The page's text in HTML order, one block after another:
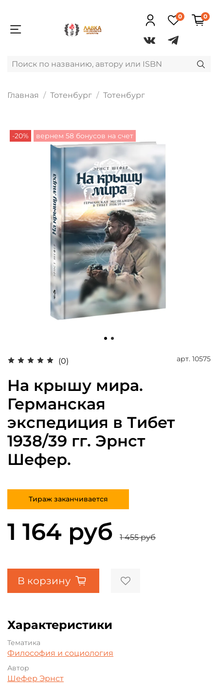
0 0
Главная Тотенбург Тотенбург
-20% вернем 58 бонусов на счет
(0) арт. 10575
На крышу мира.
Германская
экспедиция в Тибет
1938/39 гг. Эрнст
Шефер.
Тираж заканчивается
1 164 руб 1 455 руб
В корзину
Характеристики
Тематика
Философия и социология
Автор
Шефер Эрнст